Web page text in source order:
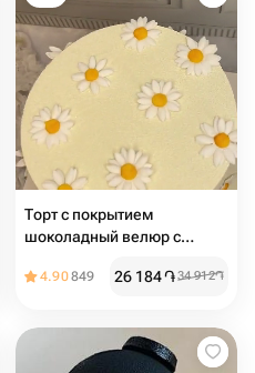
Торт с покрытием
шоколадный велюр с
день рождения, девушке,
4.90849 26 184֏34 912֏